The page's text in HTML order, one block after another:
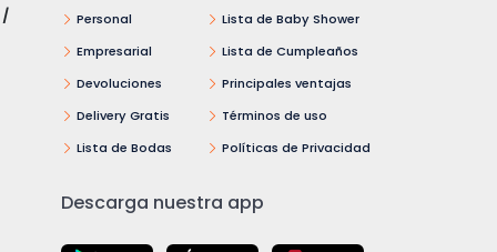
/
Personal
Empresarial
Devoluciones
Delivery Gratis
Lista de Bodas
Lista de Baby Shower
Lista de Cumpleaños
Principales ventajas
Términos de uso
Políticas de Privacidad
Descarga nuestra app